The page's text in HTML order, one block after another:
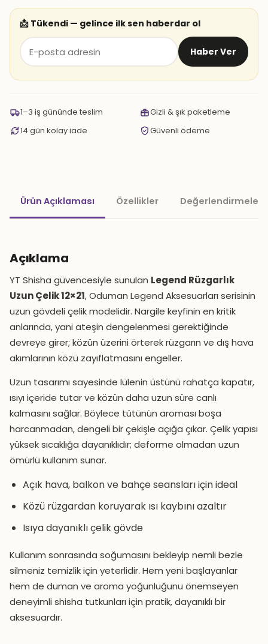
📩 Tükendi — gelince ilk sen haberdar ol
Haber Ver
1–3 iş gününde teslim
Gizli & şık paketleme
14 gün kolay iade
Güvenli ödeme
Ürün Açıklaması Özellikler Değerlendirmeler
Açıklama
YT Shisha güvencesiyle sunulan Legend Rüzgarlık
Uzun Çelik 12×21, Oduman Legend Aksesuarları serisinin
uzun gövdeli çelik modelidir. Nargile keyfinin en kritik
anlarında, yani ateşin dengelenmesi gerektiğinde
devreye girer; közün üzerini örterek rüzgarın ve dış hava
akımlarının közü zayıflatmasını engeller.
Uzun tasarımı sayesinde lülenin üstünü rahatça kapatır,
ısıyı içeride tutar ve közün daha uzun süre canlı
kalmasını sağlar. Böylece tütünün aroması boşa
harcanmadan, dengeli bir çekişle açığa çıkar. Çelik yapısı
yüksek sıcaklığa dayanıklıdır; deforme olmadan uzun
ömürlü kullanım sunar.
Açık hava, balkon ve bahçe seansları için ideal
Közü rüzgardan koruyarak ısı kaybını azaltır
Isıya dayanıklı çelik gövde
Kullanım sonrasında soğumasını bekleyip nemli bezle
silmeniz temizlik için yeterlidir. Hem yeni başlayanlar
hem de duman ve aroma yoğunluğunu önemseyen
deneyimli shisha tutkunları için pratik, dayanıklı bir
aksesuardır.